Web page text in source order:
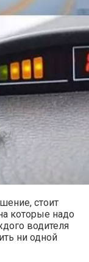
стоит
которые надо
водителя
ни одной